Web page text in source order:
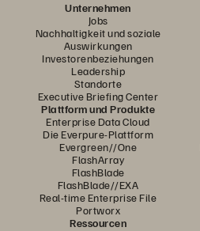
Unternehmen
Jobs
Nachhaltigkeit und soziale
Auswirkungen
Investorenbeziehungen
Leadership
Standorte
Executive Briefing Center
Plattform und Produkte
Enterprise Data Cloud
Die Everpure-Plattform
Evergreen//One
FlashArray
FlashBlade
FlashBlade//EXA
Real-time Enterprise File
Portworx
Ressourcen